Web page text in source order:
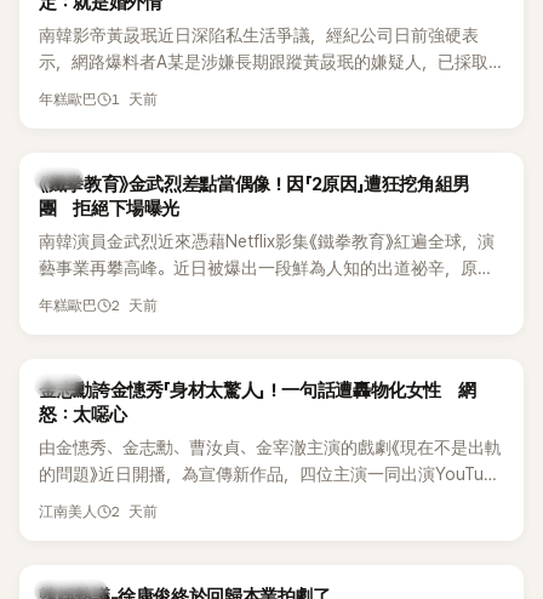
這段為平息爭議、直接公開腋下畫面自證清白的往事再度被提
起，節目現場立刻充滿驚呼聲與笑聲，也再次讓人見識到她面
對流言時「豁出去」的直率性格。其實她過去也曾在 SBS 節目
《脫掉鞋子恢單4Men》 中，親自公開那張當年引發話題的「腋下
員身分出道，該團在 2000 年代初期紅極一時，由李智惠、徐
智英兩位女成員，以及張錫炫、Chris Kim 兩位男成員組成。不
過後來爆出長達四年的團內霸凌風波，甚至傳出徐智英母親對
李智惠言語辱罵、動手等爭議，最終團體於 2002 年解散。 團
體解散後，李智惠轉型 solo，靠著綜藝與歌唱實力持續活躍演
藝圈。據悉，她當年能加入 S#arp，也與 李尚敏 的賞識有關。
感情方面，李智惠於 2017 年與圈外男友結婚，婚後育有兩個
目，她經營的 YouTube 頻道也即將突破百萬訂閱，近年內容深
受網友喜愛，再度迎來事業第二春。
南韓影帝黃晸珉近日深陷私生活爭議，經紀公司日前強硬表
示，網路爆料者A某是涉嫌長期跟蹤黃晸珉的嫌疑人，已採取
法律行動。不過，A某並未因此停止發聲，5日再度透過社群平
年糕歐巴 1 天前
韓星
《鐵拳教育》金武烈差點當偶像！因「2原因」遭狂挖角組男
團 拒絕下場曝光
南韓演員金武烈近來憑藉Netflix影集《鐵拳教育》紅遍全球，演
藝事業再攀高峰。近日被爆出一段鮮為人知的出道祕辛，原來
他當年差點不是以演員身分出道，而是成為男團偶像的一員。
年糕歐巴 2 天前
韓星
金志勳誇金憓秀「身材太驚人」！一句話遭轟物化女性 網
怒：太噁心
由金憓秀、金志勳、曹汝貞、金宰澈主演的戲劇《現在不是出軌
的問題》近日開播，為宣傳新作品，四位主演一同出演YouTube
節目，不料訪談中的一段發言卻意外掀起爭議。不少網友認
江南美人 2 天前
熱議討論